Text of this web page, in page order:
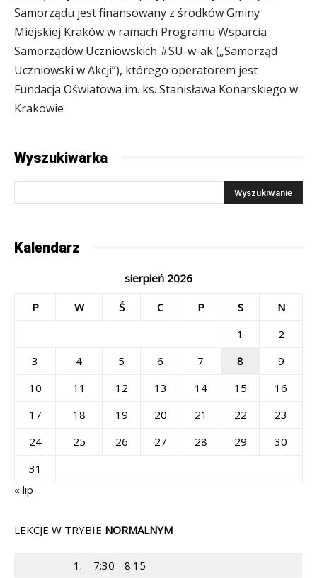
Samorządu jest finansowany z środków Gminy
Miejskiej Kraków w ramach Programu Wsparcia
Samorządów Uczniowskich #SU-w-ak („Samorząd
Uczniowski w Akcji”), którego operatorem jest
Fundacja Oświatowa im. ks. Stanisława Konarskiego w
Krakowie
Wyszukiwarka
Kalendarz
sierpień 2026
P W Ś C P S
N
1
2
3
4 5 6 7 8
9
10
11 12 13 14 15
16
17
18 19 20 21 22
23
24
25 26 27 28 29
30
31
« lip
LEKCJE W TRYBIE NORMALNYM
1.
7:30 - 8:15